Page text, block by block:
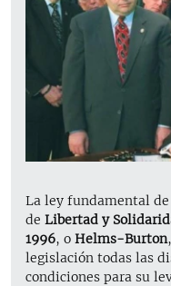
La ley fundamental de
de Libertad y
1996, o Helms-Burton
legislación todas las
condiciones para su